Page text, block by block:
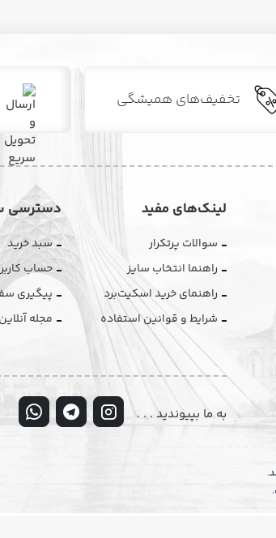
تخفیف‌های همیشگی
لینک‌های مفید
سوالات پرتکرار
راهنما انتخاب سایز
راهنمای خرید اسکیت‌برد
شرایط و قوانین استفاده
دسترسی
سبد خرید
حساب
پیگیری
مجله آنلاین
به ما بپیوندید . . .